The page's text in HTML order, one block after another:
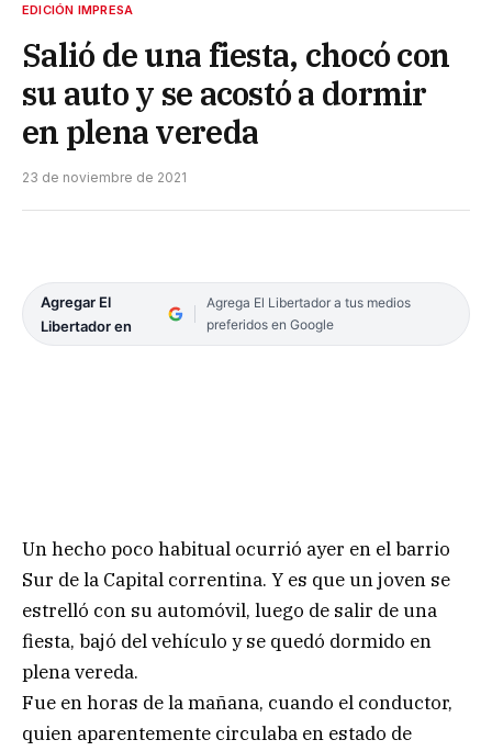
EDICIÓN IMPRESA
Salió de una fiesta, chocó con
su auto y se acostó a dormir
en plena vereda
23 de noviembre de 2021
Agregar El
Libertador en
Agrega El Libertador a tus medios
preferidos en Google
Un hecho poco habitual ocurrió ayer en el barrio
Sur de la Capital correntina. Y es que un joven se
estrelló con su automóvil, luego de salir de una
fiesta, bajó del vehículo y se quedó dormido en
plena vereda.
Fue en horas de la mañana, cuando el conductor,
quien aparentemente circulaba en estado de